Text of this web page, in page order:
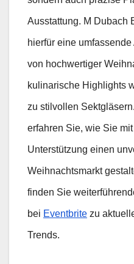
Ausstattung. M Dubach
hierfür eine
von hochwertiger
kulinarische Highlights
zu stilvollen
erfahren Sie, wie Sie
Unterstützung einen
Weihnachtsmarkt
finden Sie
bei Eventbrite zu
Trends.